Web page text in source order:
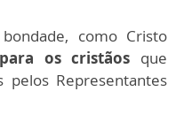
como Cristo
os cristãos que
pelos Representantes